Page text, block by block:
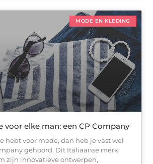
MODE EN KLEDING
voor elke man: een CP Company
hebt voor mode, dan heb je vast wel
gehoord. Dit Italiaanse merk
zijn innovatieve ontwerpen,